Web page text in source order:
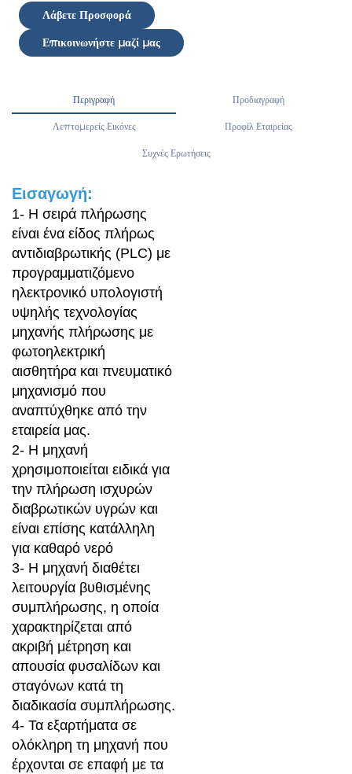
Λάβετε Προσφορά
Επικοινωνήστε μαζί μας
Περιγραφή Προδιαγραφή
Λεπτομερείς Εικόνες Προφίλ Εταιρείας
Συχνές Ερωτήσεις
Εισαγωγή:
1- Η σειρά πλήρωσης
είναι ένα είδος πλήρως
αντιδιαβρωτικής (PLC) με
προγραμματιζόμενο
ηλεκτρονικό υπολογιστή
υψηλής τεχνολογίας
μηχανής πλήρωσης με
φωτοηλεκτρική
αισθητήρα και πνευματικό
μηχανισμό που
αναπτύχθηκε από την
εταιρεία μας.
2- Η μηχανή
χρησιμοποιείται ειδικά για
την πλήρωση ισχυρών
διαβρωτικών υγρών και
είναι επίσης κατάλληλη
για καθαρό νερό
3- Η μηχανή διαθέτει
λειτουργία βυθισμένης
συμπλήρωσης, η οποία
χαρακτηρίζεται από
ακριβή μέτρηση και
απουσία φυσαλίδων και
σταγόνων κατά τη
διαδικασία συμπλήρωσης.
4- Τα εξαρτήματα σε
ολόκληρη τη μηχανή που
έρχονται σε επαφή με τα